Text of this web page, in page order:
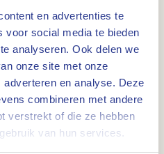
en advertenties te
voor social media te bieden
analyseren. Ook delen we
onze site met onze
en analyse. Deze
combineren met andere
verstrekt of die ze hebben
van hun services.
over een terras dat
is er een op het erf
en een zachtfruit
kunt plukken. Er
waar je een mooi